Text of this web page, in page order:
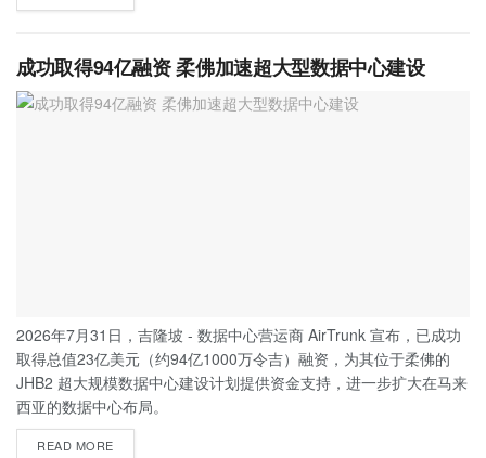
成功取得94亿融资 柔佛加速超大型数据中心建设
2026年7月31日，吉隆坡 - 数据中心营运商 AirTrunk 宣布，已成功
取得总值23亿美元（约94亿1000万令吉）融资，为其位于柔佛的
JHB2 超大规模数据中心建设计划提供资金支持，进一步扩大在马来
西亚的数据中心布局。
READ MORE